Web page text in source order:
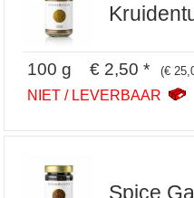
100 g € 2,50 * (€
NIET / LEVERBAAR
Spice